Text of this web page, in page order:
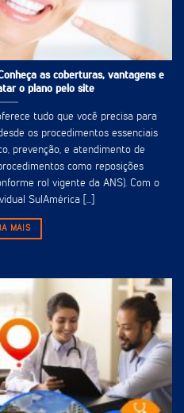
as coberturas, vantagens e
o plano pelo site
tudo que você precisa para
os procedimentos essenciais
prevenção, e atendimento de
como reposições
rol vigente da ANS). Com o
SulAmérica [...]
MAIS